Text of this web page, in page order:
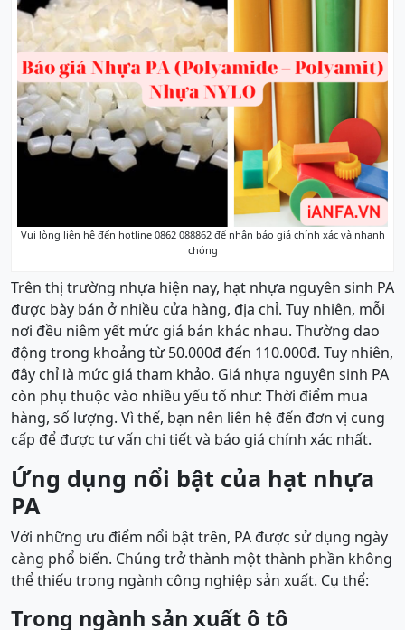
Vui lòng liên hệ đến hotline 0862 088862 để nhận báo giá chính xác và nhanh
chóng
Trên thị trường nhựa hiện nay, hạt nhựa nguyên sinh PA
được bày bán ở nhiều cửa hàng, địa chỉ. Tuy nhiên, mỗi
nơi đều niêm yết mức giá bán khác nhau. Thường dao
động trong khoảng từ 50.000đ đến 110.000đ. Tuy nhiên,
đây chỉ là mức giá tham khảo. Giá nhựa nguyên sinh PA
còn phụ thuộc vào nhiều yếu tố như: Thời điểm mua
hàng, số lượng. Vì thế, bạn nên liên hệ đến đơn vị cung
cấp để được tư vấn chi tiết và báo giá chính xác nhất.
Ứng dụng nổi bật của hạt nhựa
PA
Với những ưu điểm nổi bật trên, PA được sử dụng ngày
càng phổ biến. Chúng trở thành một thành phần không
thể thiếu trong ngành công nghiệp sản xuất. Cụ thể:
Trong ngành sản xuất ô tô